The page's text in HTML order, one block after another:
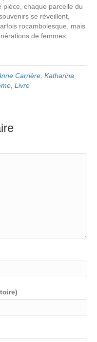
pièce, chaque parcelle du
se réveillent,
rocambolesque, mais
de femmes.
Carrière Katharina
Livre